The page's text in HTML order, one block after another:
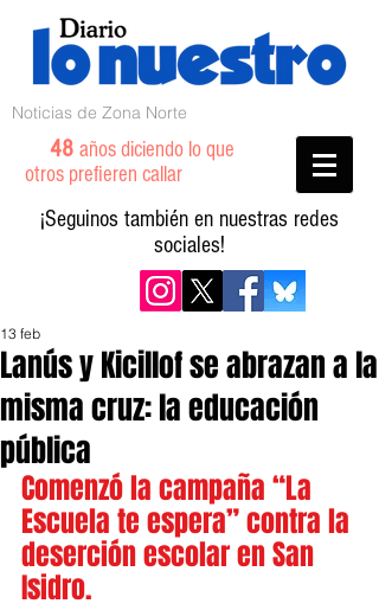
Noticias de Zona Norte
48 años diciendo lo que
otros prefieren callar
¡Seguinos también en nuestras redes
sociales!
Lanús y Kicillof se abrazan a la
misma cruz: la educación
pública
13 feb
Comenzó la campaña “La
Escuela te espera” contra la
deserción escolar en San
Isidro.